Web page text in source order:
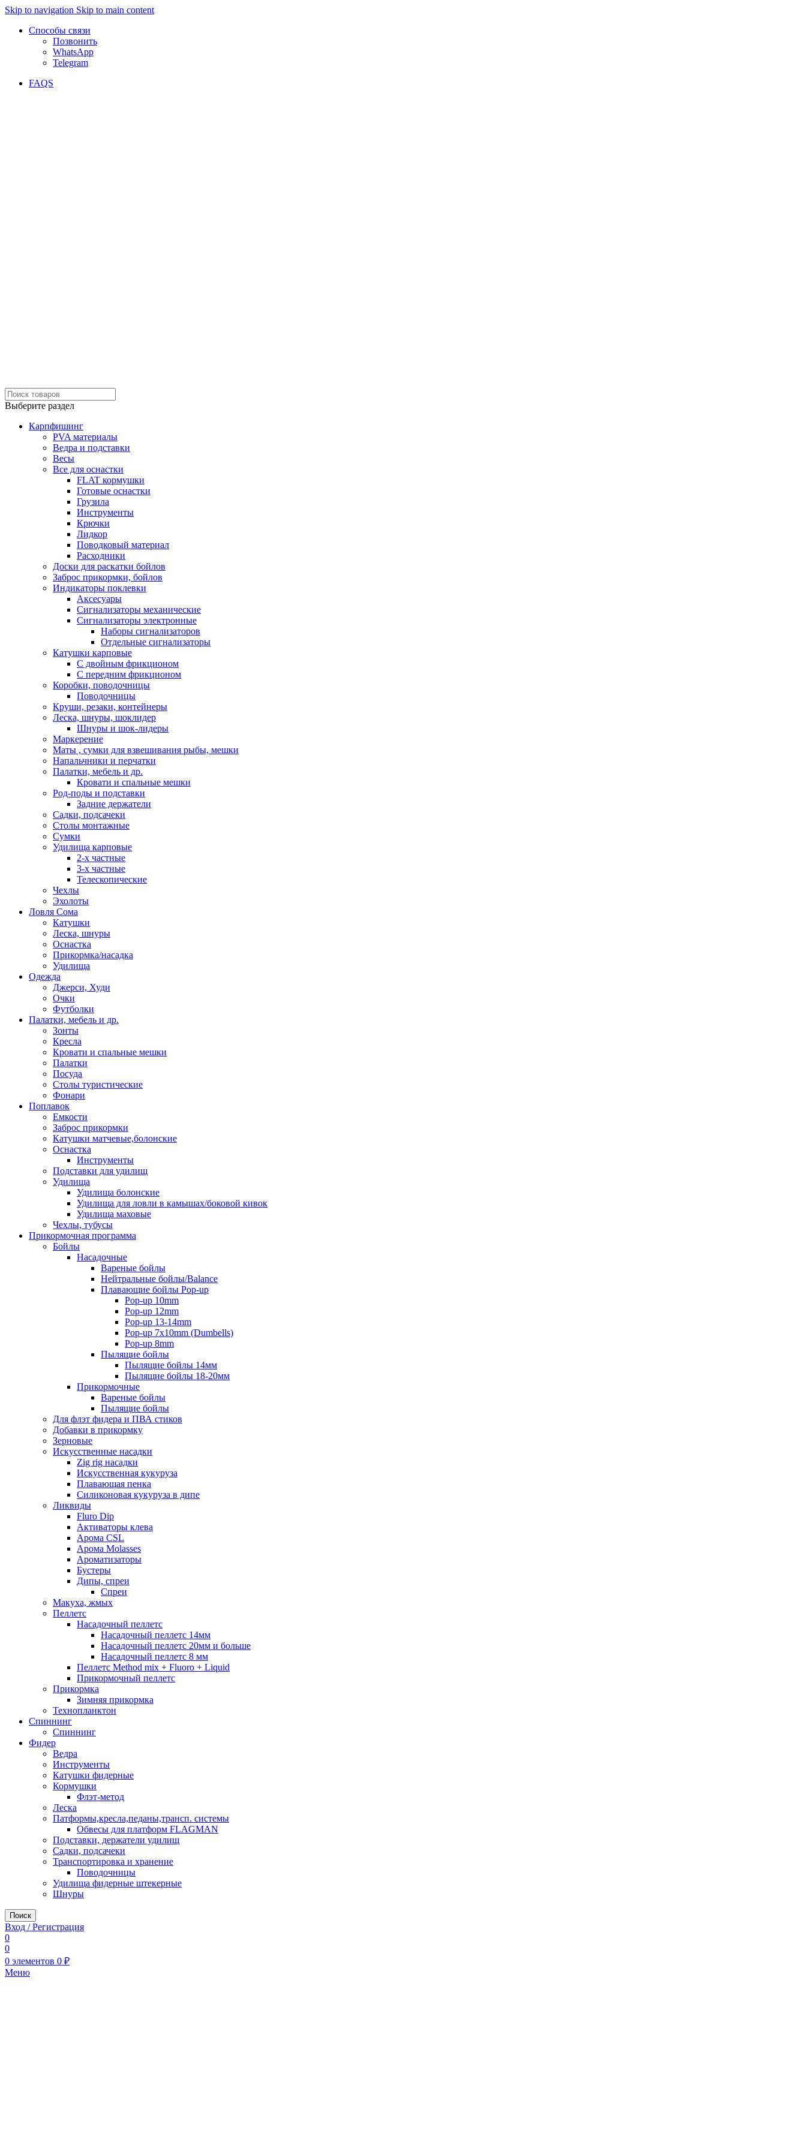
Skip to navigation Skip to main content
Способы связи
Позвонить
WhatsApp
Telegram
FAQS
Выберите раздел
Карпфишинг
PVA материалы
Ведра и подставки
Весы
Все для оснастки
FLAT кормушки
Готовые оснастки
Грузила
Инструменты
Крючки
Лидкор
Поводковый материал
Расходники
Доски для раскатки бойлов
Заброс прикормки, бойлов
Индикаторы поклевки
Аксесуары
Сигнализаторы механические
Сигнализаторы электронные
Наборы сигнализаторов
Отдельные сигнализаторы
Катушки карповые
С двойным фрикционом
С передним фрикционом
Коробки, поводочницы
Поводочницы
Круши, резаки, контейнеры
Леска, шнуры, шоклидер
Шнуры и шок-лидеры
Маркерение
Маты , сумки для взвешивания рыбы, мешки
Напальчники и перчатки
Палатки, мебель и др.
Кровати и спальные мешки
Род-поды и подставки
Задние держатели
Садки, подсачеки
Столы монтажные
Сумки
Удилища карповые
2-х частные
3-х частные
Телескопические
Чехлы
Эхолоты
Ловля Сома
Катушки
Леска, шнуры
Оснастка
Прикормка/насадка
Удилища
Одежда
Джерси, Худи
Очки
Футболки
Палатки, мебель и др.
Зонты
Кресла
Кровати и спальные мешки
Палатки
Посуда
Столы туристические
Фонари
Поплавок
Емкости
Заброс прикормки
Катушки матчевые,болонские
Оснастка
Инструменты
Подставки для удилищ
Удилища
Удилища болонские
Удилища для ловли в камышах/боковой кивок
Удилища маховые
Чехлы, тубусы
Прикормочная программа
Бойлы
Насадочные
Вареные бойлы
Нейтральные бойлы/Balance
Плавающие бойлы Pop-up
Pop-up 10mm
Pop-up 12mm
Pop-up 13-14mm
Pop-up 7x10mm (Dumbells)
Pop-up 8mm
Пылящие бойлы
Пылящие бойлы 14мм
Пылящие бойлы 18-20мм
Прикормочные
Вареные бойлы
Пылящие бойлы
Для флэт фидера и ПВА стиков
Добавки в прикормку
Зерновые
Искусственные насадки
Zig rig насадки
Искусственная кукуруза
Плавающая пенка
Силиконовая кукуруза в дипе
Ликвиды
Fluro Dip
Активаторы клева
Арома CSL
Арома Molasses
Ароматизаторы
Бустеры
Дипы, спреи
Спреи
Макуха, жмых
Пеллетс
Насадочный пеллетс
Насадочный пеллетс 14мм
Насадочный пеллетс 20мм и больше
Насадочный пеллетс 8 мм
Пеллетс Method mix + Fluoro + Liquid
Прикормочный пеллетс
Прикормка
Зимняя прикормка
Технопланктон
Спиннинг
Спиннинг
Фидер
Ведра
Инструменты
Катушки фидерные
Кормушки
Флэт-метод
Леска
Патформы,кресла,педаны,трансп. системы
Обвесы для платформ FLAGMAN
Подставки, держатели удилищ
Садки, подсачеки
Транспортировка и хранение
Поводочницы
Удилища фидерные штекерные
Шнуры
Поиск
Вход / Регистрация
0
0
0 элементов 0 ₽
Меню